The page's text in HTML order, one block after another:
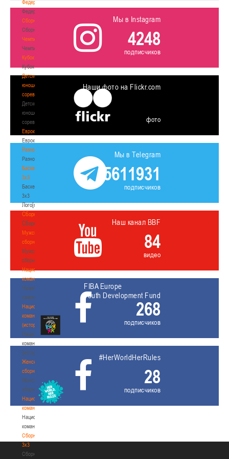
Федерация
Федерация
Сборные
Сборные
Чемпионат
Чемпионат
Кубок
Кубок
Детско-
юношеские
соревнования
Детско-
юношеские
соревнования
Еврокубки
Еврокубки
Разное
Разное
Баскетбол
3х3
Баскетбол
3х3
Лого[modid=121]
Сборные
Сборные
Мужские
сборные
Мужские
сборные
Национальная
команда
Национальная
команда
Национальная
команда
(история)
Национальная
команда
(история)
Женские
сборные
Женские
сборные
Национальная
команда
Национальная
команда
Сборные
3х3
Сборные
Мы в Instagram
4248
подписчиков
Наши фото на Flickr.com
фото
Мы в Telegram
5611931
подписчиков
Наш канал BBF
84
видео
FIBA Europe
Youth Development Fund
268
подписчиков
#HerWorldHerRules
28
подписчиков